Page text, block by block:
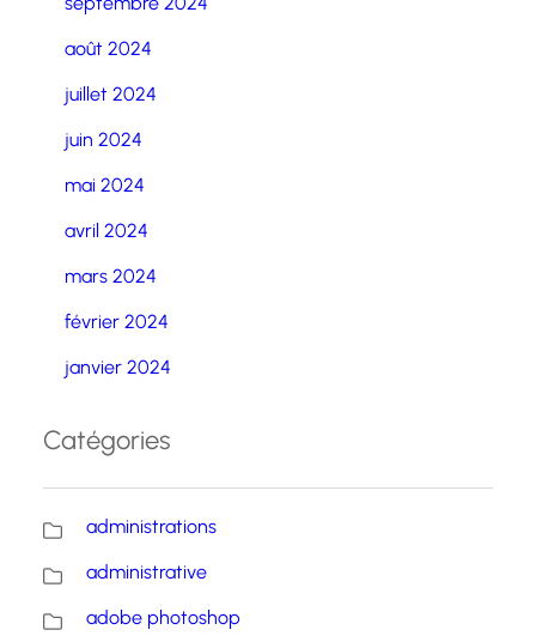
août 2024
juillet 2024
juin 2024
mai 2024
avril 2024
mars 2024
février 2024
janvier 2024
Catégories
administrations
administrative
adobe photoshop